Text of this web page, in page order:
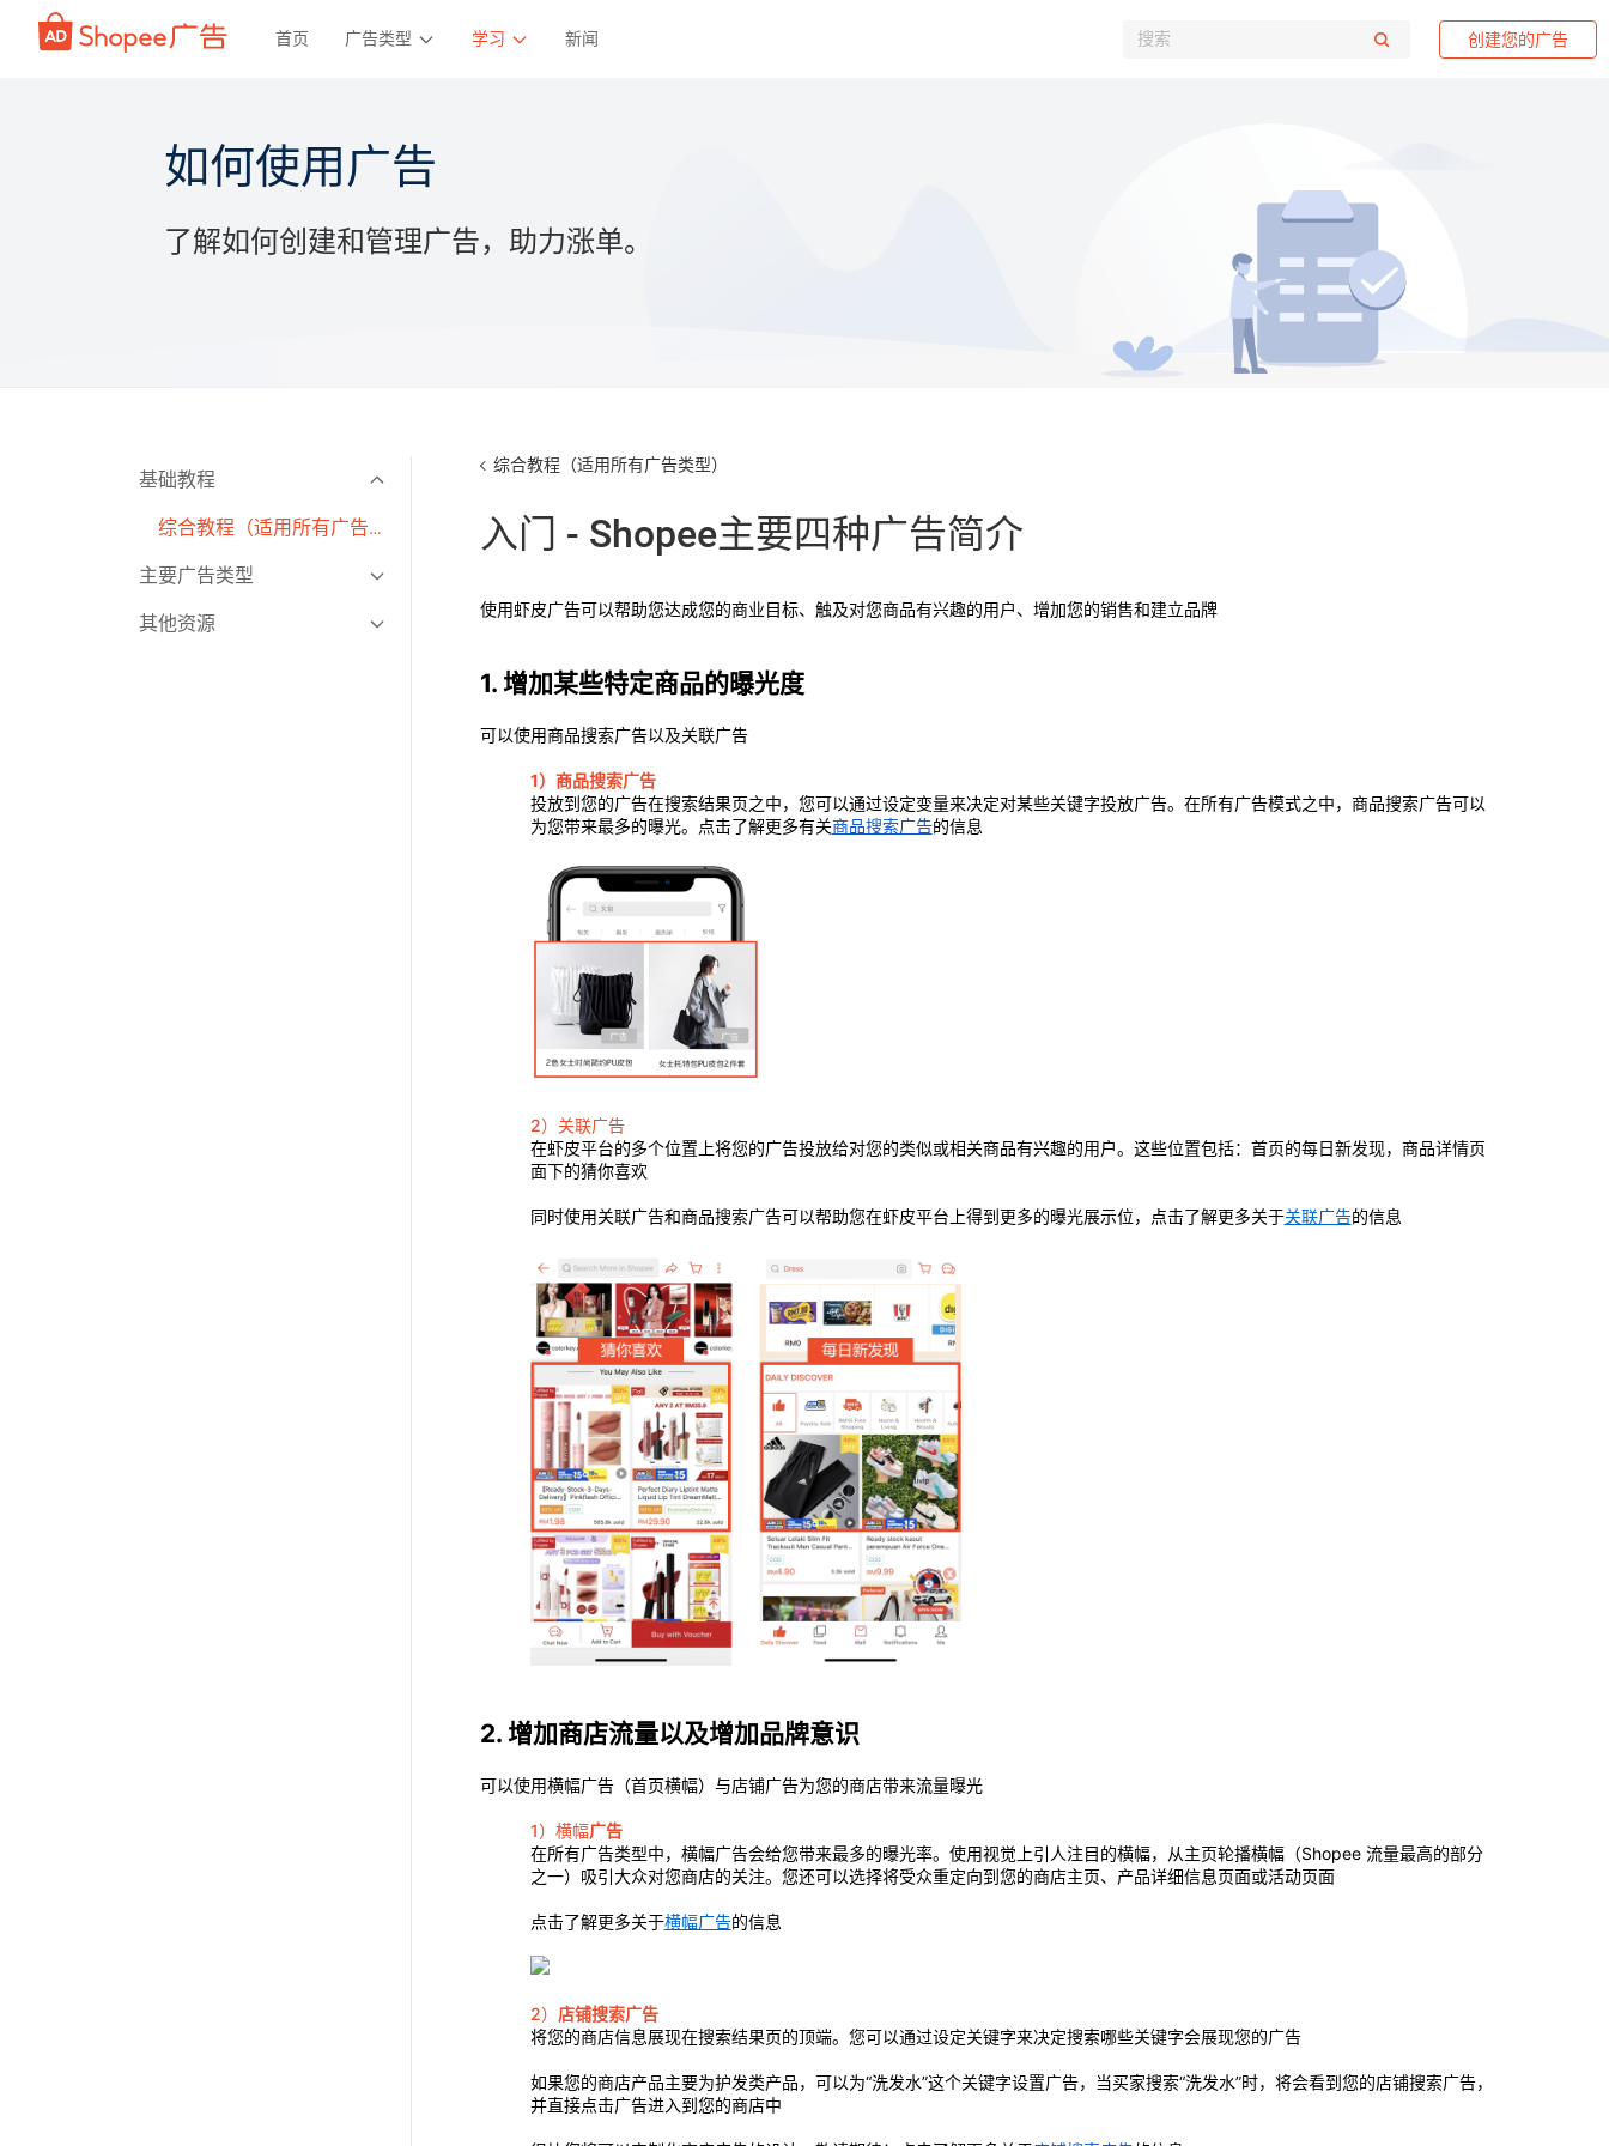
首页 广告类型 学习 新闻 创建您的广告
如何使用广告
了解如何创建和管理广告，助力涨单。
基础教程
综合教程（适用所有广告类
主要广告类型
全站推广（GMV Max）
其他资源
综合教程（适用所有广告类型）
入门 - Shopee主要四种广告简介
使用虾皮广告可以帮助您达成您的商业目标、触及对您商品有兴趣的用户、增加您的销售和建立品牌
1. 增加某些特定商品的曝光度
可以使用商品搜索广告以及关联广告
1）商品搜索广告
投放到您的广告在搜索结果页之中，您可以通过设定变量来决定对某些关键字投放广告。在所有广告模式之中，商品搜索广告可以
为您带来最多的曝光。点击了解更多有关商品搜索广告的信息
2）关联广告
在虾皮平台的多个位置上将您的广告投放给对您的类似或相关商品有兴趣的用户。这些位置包括：首页的每日新发现，商品详情页
面下的猜你喜欢
同时使用关联广告和商品搜索广告可以帮助您在虾皮平台上得到更多的曝光展示位，点击了解更多关于关联广告的信息
2. 增加商店流量以及增加品牌意识
可以使用横幅广告（首页横幅）与店铺广告为您的商店带来流量曝光
1）横幅广告
在所有广告类型中， 横幅广告会给您带来最多的曝光率。使用视觉上引人注目的横幅，从主页轮播横幅（Shopee 流量最高的部分
之一）吸引大众对您商店的关注。您还可以选择将受众重定向到您的商店主页、产品详细信息页面或活动页面
点击了解更多关于横幅广告的信息
2） 店铺搜索广告
将您的商店信息展现在搜索结果页的顶端。您可以通过设定关键字来决定搜索哪些关键字会展现您的广告
如果您的商店产品主要为护发类产品，可以为“洗发水”这个关键字设置广告，当买家搜索“洗发水”时，将会看到您的店铺搜索广告，
并直接点击广告进入到您的商店中